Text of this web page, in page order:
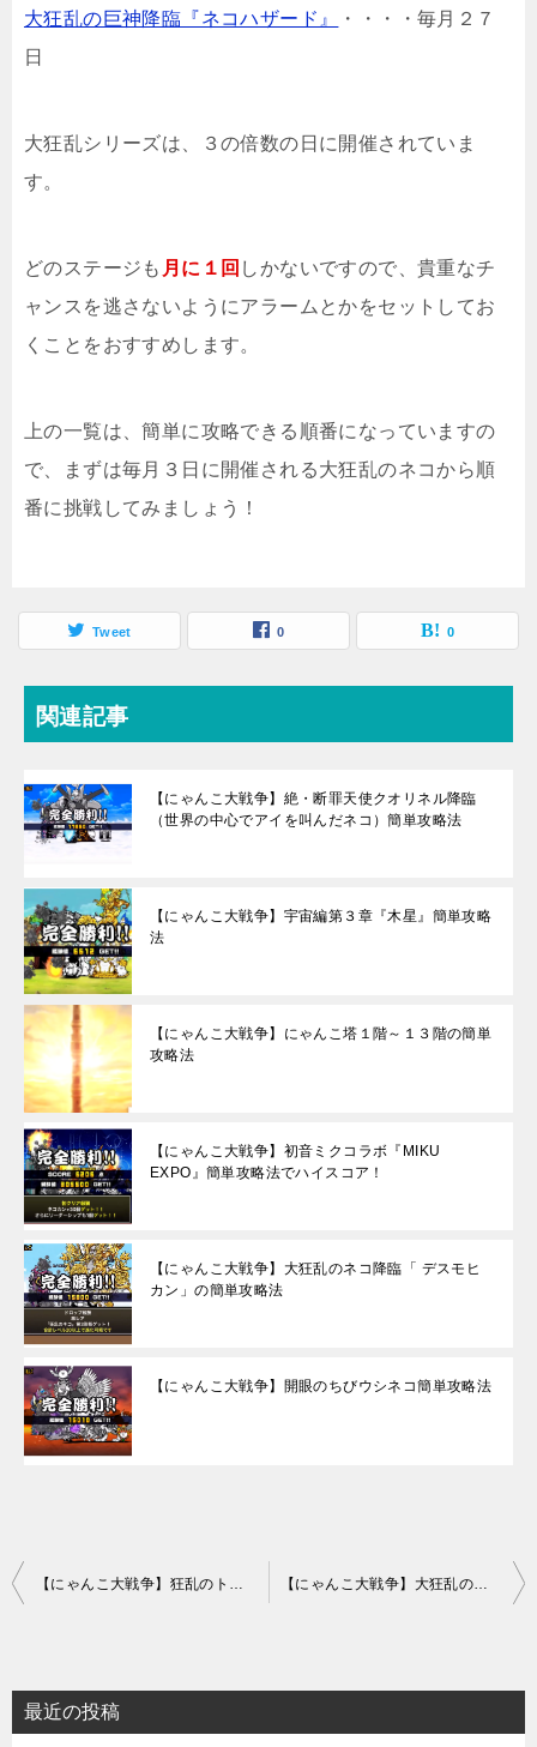
大狂乱の巨神降臨『ネコハザード』
・・・・毎月２７
日
大狂乱シリーズは、３の倍数の日に開催されていま
す。
どのステージも 月に１回 しかないですので、貴重なチ
ャンスを逃さないようにアラームとかをセットしてお
くことをおすすめします。
上の一覧は、簡単に攻略できる順番になっていますの
で、まずは毎月３日に開催される大狂乱のネコから順
番に挑戦してみましょう！
Tweet 0 0
関連記事
【にゃんこ大戦争】絶・断罪天使クオリネル降臨
（世界の中心でアイを叫んだネコ）簡単攻略法
【にゃんこ大戦争】宇宙編第３章『木星』簡単攻略
法
【にゃんこ大戦争】にゃんこ塔１階～１３階の簡単
攻略法
【にゃんこ大戦争】初音ミクコラボ『MIKU
EXPO』簡単攻略法でハイスコア！
【にゃんこ大戦争】大狂乱のネコ降臨「 デスモヒ
カン」の簡単攻略法
【にゃんこ大戦争】開眼のちびウシネコ簡単攻略法
投
ビ
ゲ
【にゃんこ大戦争】狂乱のトリ降臨『猪鹿鳥』の簡単攻略法 【にゃんこ大戦争】大狂乱の巨神降臨『ネコハザード』極ムズの簡単攻略法
最近の投稿